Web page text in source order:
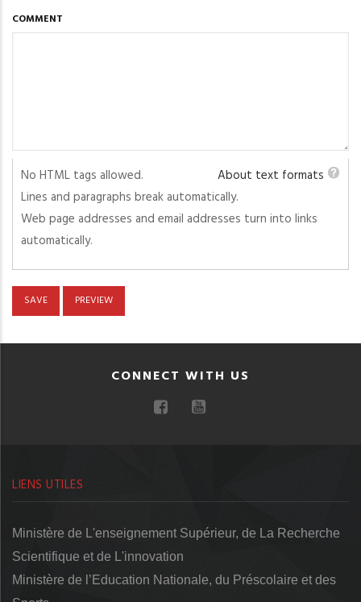
COMMENT
About text formats
No HTML tags allowed.
Lines and paragraphs break automatically.
Web page addresses and email addresses turn into links
automatically.
CONNECT WITH US
LIENS UTILES
Ministère de L'enseignement Supérieur, de La Recherche
Scientifique et de L'innovation
Ministère de l’Education Nationale, du Préscolaire et des